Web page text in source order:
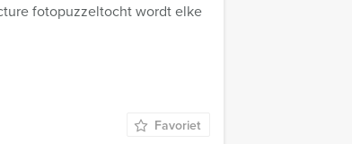
fotopuzzeltocht wordt elke
Favoriet